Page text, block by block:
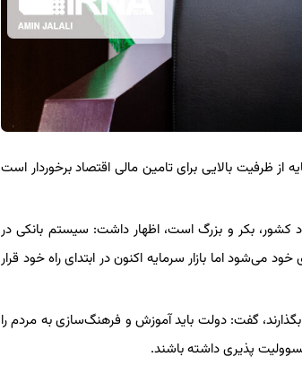
از ظرفیت بالایی برای تامین مالی اقتصاد برخوردار است
کشور، بکر و بزرگ است، اظهار داشت: سیستم بانکی در
می‌شود اما بازار سرمایه اکنون در ابتدای راه خود قرار
گفت: دولت باید آموزش و فرهنگ‌سازی به مردم را
پذیری داشته باشند.